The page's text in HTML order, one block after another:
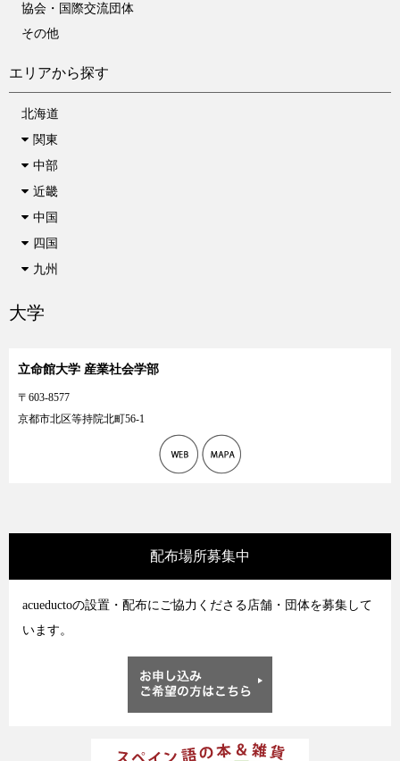
配布場所募集中
acueductoの設置・配布にご協力くださる店舗・団体を募集して
います。
大学
立命館大学 産業社会学部
〒603-8577
京都市北区等持院北町56-1
協会・国際交流団体
その他
エリアから探す
北海道
関東
中部
近畿
中国
四国
九州